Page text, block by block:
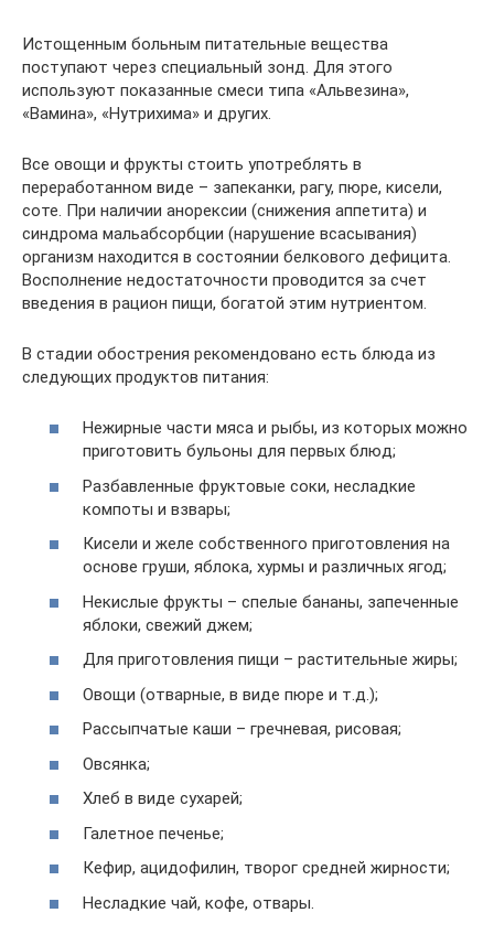
Истощенным больным питательные вещества
поступают через специальный зонд. Для этого
используют показанные смеси типа «Альвезина»,
«Вамина», «Нутрихима» и других.
Все овощи и фрукты стоить употреблять в
переработанном виде – запеканки, рагу, пюре, кисели,
соте. При наличии анорексии (снижения аппетита) и
синдрома мальабсорбции (нарушение всасывания)
организм находится в состоянии белкового дефицита.
Восполнение недостаточности проводится за счет
введения в рацион пищи, богатой этим нутриентом.
В стадии обострения рекомендовано есть блюда из
следующих продуктов питания:
Нежирные части мяса и рыбы, из которых можно
приготовить бульоны для первых блюд;
Разбавленные фруктовые соки, несладкие
компоты и взвары;
Кисели и желе собственного приготовления на
основе груши, яблока, хурмы и различных ягод;
Некислые фрукты – спелые бананы, запеченные
яблоки, свежий джем;
Для приготовления пищи – растительные жиры;
Овощи (отварные, в виде пюре и т.д.);
Рассыпчатые каши – гречневая, рисовая;
Овсянка;
Хлеб в виде сухарей;
Галетное печенье;
Кефир, ацидофилин, творог средней жирности;
Несладкие чай, кофе, отвары.